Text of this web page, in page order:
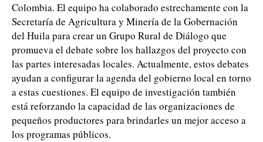
Colombia. El equipo ha colaborado estrechamente con la
Secretaría de Agricultura y Minería de la Gobernación
del Huila para crear un Grupo Rural de Diálogo que
promueva el debate sobre los hallazgos del proyecto con
las partes interesadas locales. Actualmente, estos debates
ayudan a configurar la agenda del gobierno local en torno
a estas cuestiones. El equipo de investigación también
está reforzando la capacidad de las organizaciones de
pequeños productores para brindarles un mejor acceso a
los programas públicos.